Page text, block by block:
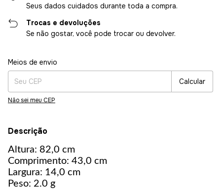
Seus dados cuidados durante toda a compra.
Trocas e devoluções
Se não gostar, você pode trocar ou devolver.
Entregas para o CEP:
Meios de envio
Calcular
Não sei meu CEP
Descrição
Altura: 82,0 cm
Comprimento: 43,0 cm
Largura: 14,0 cm
Peso: 2.0 g